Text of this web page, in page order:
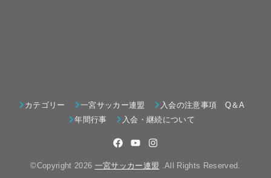
カテゴリー 一宮サッカー連盟
入会の注意事項 Q＆A
年間行事
入会・継続について
©Copyright 2026 一宮サッカー連盟 .All Rights Reserved.